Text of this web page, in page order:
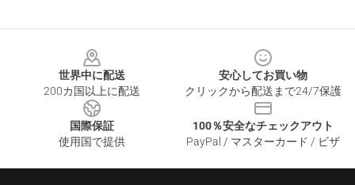
世界中に配送
200カ国以上に配送
安心してお買い物
クリックから配送まで24/7保護
国際保証
使用国で提供
100％安全なチェックアウト
PayPal / マスターカード / ビザ